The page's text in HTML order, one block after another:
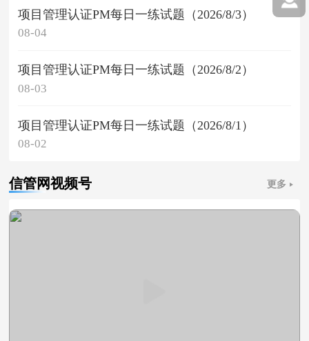
项目管理认证PM每日一练试题（2026/8/3）
08-04
项目管理认证PM每日一练试题（2026/8/2）
08-03
项目管理认证PM每日一练试题（2026/8/1）
08-02
信管网视频号 更多